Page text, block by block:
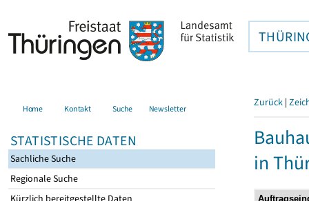
Home Kontakt Suche Newsletter
STATISTISCHE DATEN
Sachliche Suche
Regionale Suche
Zurück |
in